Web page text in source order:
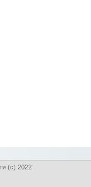
(с) 2022